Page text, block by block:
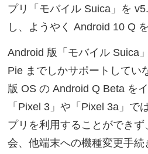
プリ「モバイル Suica」を
し、ようやく Android 10 Q
Android 版「モバイル Suica
Pie までしかサポートしてい
版 OS の Android Q Beta を
「Pixel 3」や「Pixel 3a」で
プリを利用することができ
会、他端末への機種変更手